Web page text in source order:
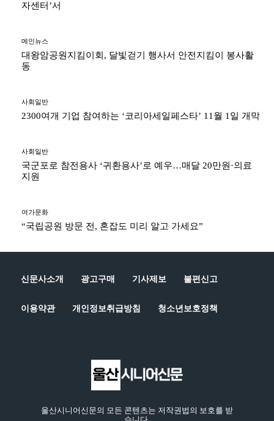
자센터’서
메인뉴스
대왕암공원지킴이회, 달빛걷기 행사서 안전지킴이 봉사활
동
사회일반
2300여개 기업 참여하는 ‘코리아세일페스타’ 11월 1일 개막
사회일반
국군포로 참전용사 ‘귀환용사’로 예우…매달 20만원·의료
지원
여가문화
“국립공원 방문 전, 혼잡도 미리 알고 가세요”
신문사소개 광고구매 기사제보 불편신고
이용약관 개인정보취급방침 청소년보호정책
울산시니어신문의 모든 콘텐츠는 저작권법의 보호를 받